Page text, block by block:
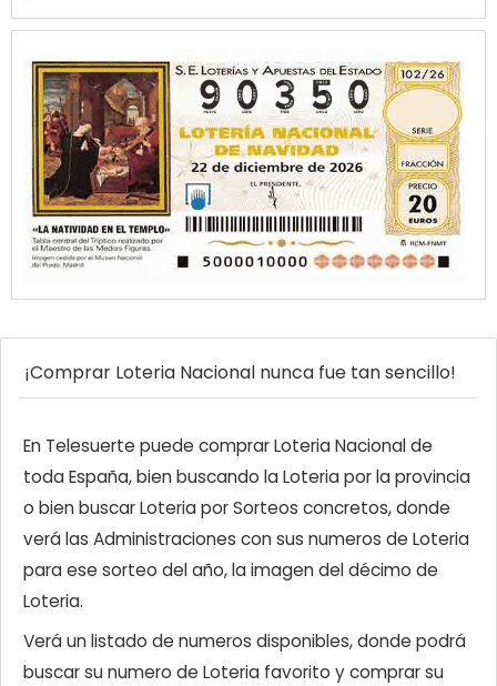
¡Comprar Loteria Nacional nunca fue tan sencillo!
En Telesuerte puede comprar Loteria Nacional de
toda España, bien buscando la Loteria por la provincia
o bien buscar Loteria por Sorteos concretos, donde
verá las Administraciones con sus numeros de Loteria
para ese sorteo del año, la imagen del décimo de
Loteria.
Verá un listado de numeros disponibles, donde podrá
buscar su numero de Loteria favorito y comprar su